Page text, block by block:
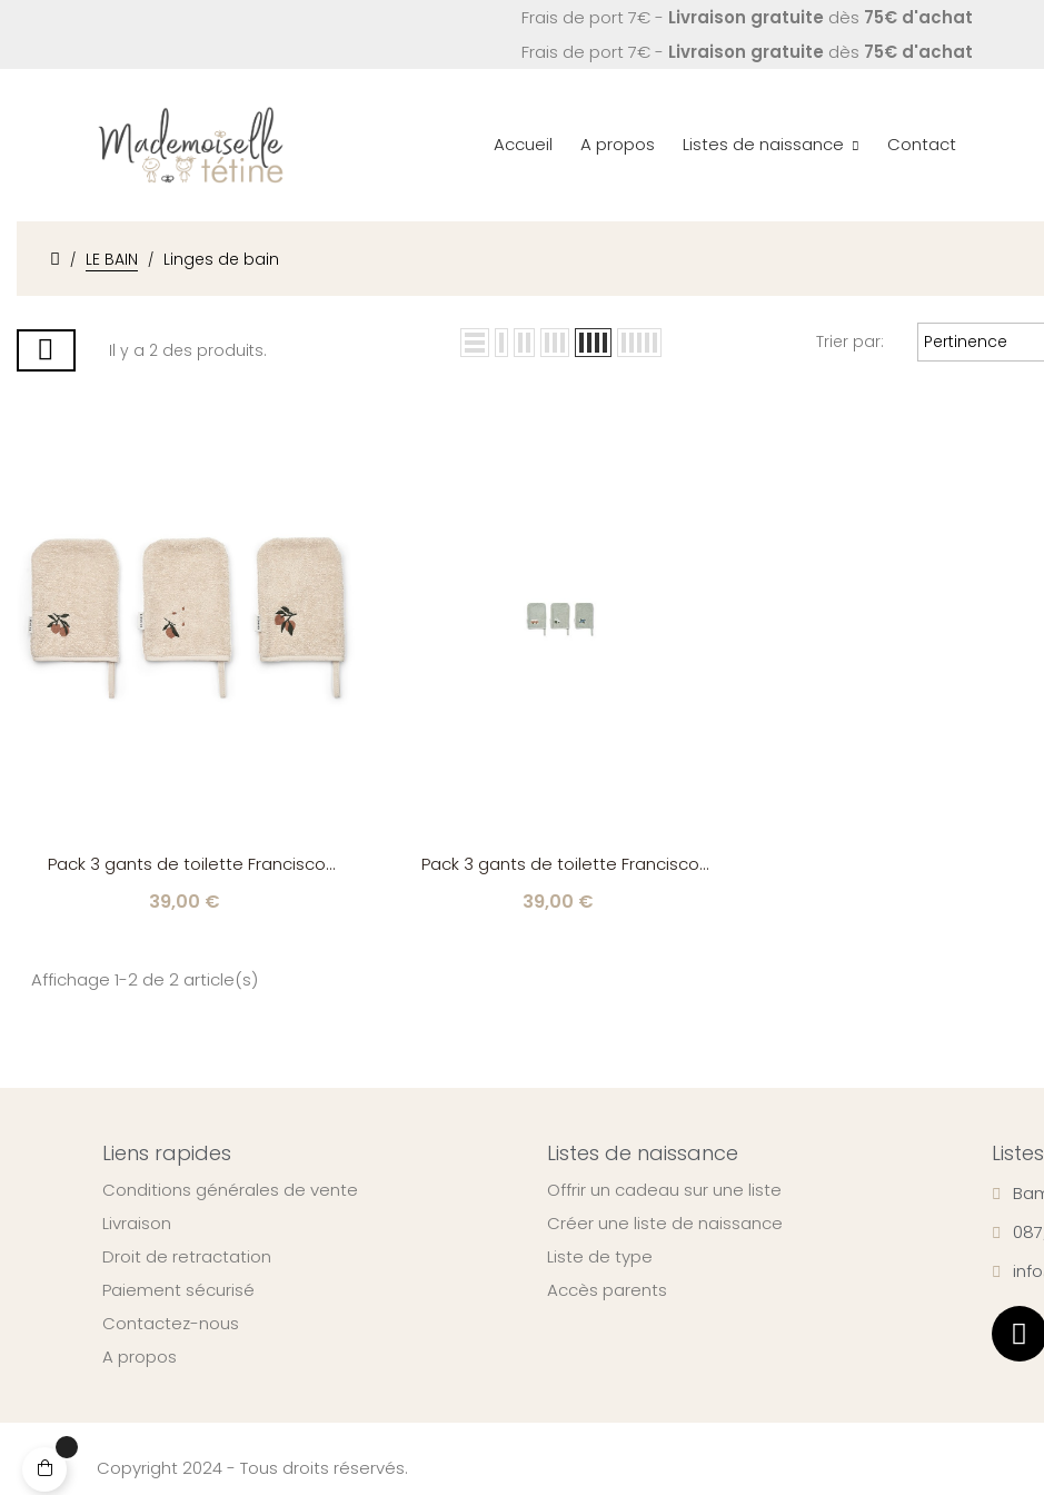
Frais de port 7€ - Livraison gratuite dès 75€ d'achat
Frais de port 7€ - Livraison gratuite dès 75€ d'achat
Accueil A propos Listes de naissance Contact
LE BAIN Linges de bain
Il y a 2 des produits. Trier par: Pertinence
Pack 3 gants de toilette Francisco
39,00 €
Pack 3 gants de toilette Francisco
39,00 €
Affichage 1-2 de 2 article(s)
Liens rapides
Conditions générales de vente
Livraison
Droit de retractation
Paiement sécurisé
Contactez-nous
A propos
Listes de naissance
Offrir un cadeau sur une liste
Créer une liste de naissance
Liste de type
Accès parents
Copyright 2024 - Tous droits réservés.